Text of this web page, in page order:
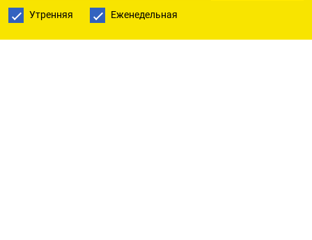
Утренняя Еженедельная